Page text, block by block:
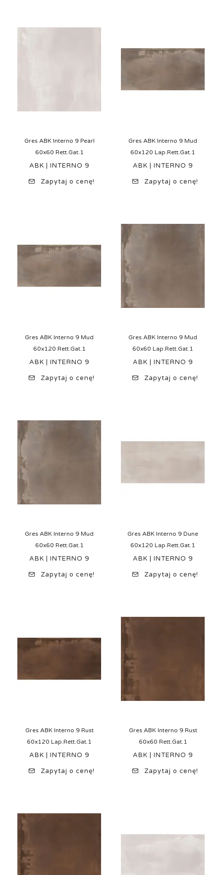
Gres ABK Interno 9 Pearl
60x60 Rett.Gat.1
ABK | INTERNO 9
Zapytaj o cenę!
Gres ABK Interno 9 Mud
60x120 Lap.Rett.Gat.1
ABK | INTERNO 9
Zapytaj o cenę!
Gres ABK Interno 9 Mud
60x120 Rett.Gat.1
ABK | INTERNO 9
Zapytaj o cenę!
Gres ABK Interno 9 Mud
60x60 Lap.Rett.Gat.1
ABK | INTERNO 9
Zapytaj o cenę!
Gres ABK Interno 9 Mud
60x60 Rett.Gat.1
ABK | INTERNO 9
Zapytaj o cenę!
Gres ABK Interno 9 Dune
60x120 Lap.Rett.Gat.1
ABK | INTERNO 9
Zapytaj o cenę!
Gres ABK Interno 9 Rust
60x120 Lap.Rett.Gat.1
ABK | INTERNO 9
Zapytaj o cenę!
Gres ABK Interno 9 Rust
60x60 Rett.Gat.1
ABK | INTERNO 9
Zapytaj o cenę!